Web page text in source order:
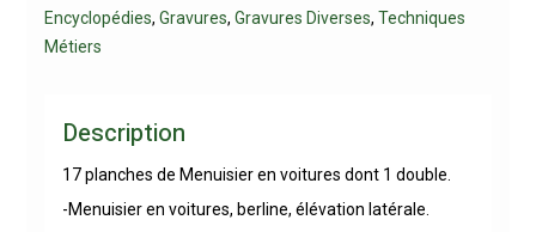
Encyclopédies, Gravures, Gravures Diverses, Techniques
Métiers
Description
17 planches de Menuisier en voitures dont 1 double.
-Menuisier en voitures, berline, élévation latérale.